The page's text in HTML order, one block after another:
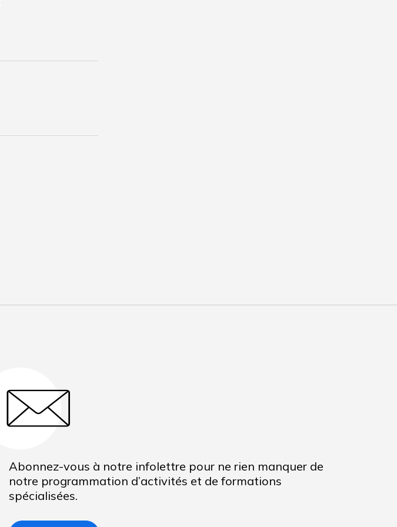
Abonnez-vous à notre infolettre pour ne rien manquer de
notre programmation d’activités et de formations
spécialisées.